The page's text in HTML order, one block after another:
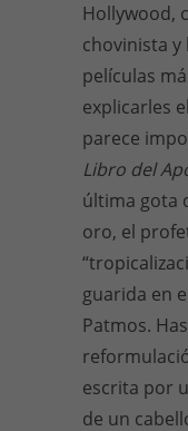
Hollywood,
chovinista y
películas
explicarles
parece
Libro del
última gota
oro, el
guarida en
Patmos.
escrita por
de un